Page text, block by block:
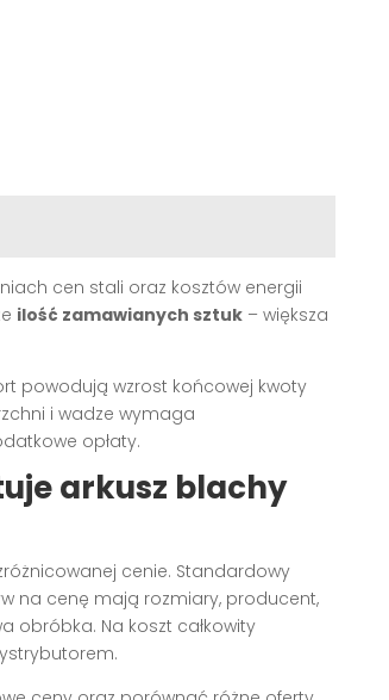
cen stali oraz kosztów energii
ilość zamawianych sztuk – większa
powodują wzrost końcowej kwoty
i wadze wymaga
opłaty.
arkusz blachy
cenie. Standardowy
na cenę mają rozmiary, producent,
obróbka. Na koszt całkowity